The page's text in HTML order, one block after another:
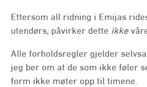
Ettersom all ridning i Emijas
utendørs, påvirker dette ikke
Alle forholdsregler gjelder
jeg ber om at de som ikke føler
form ikke møter opp til timene.